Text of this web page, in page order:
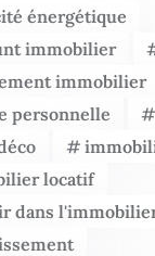
énergétique
immobilier
immobilier
personnelle
locatif
dans